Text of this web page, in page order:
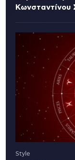
Κωνσταντίνου
Style